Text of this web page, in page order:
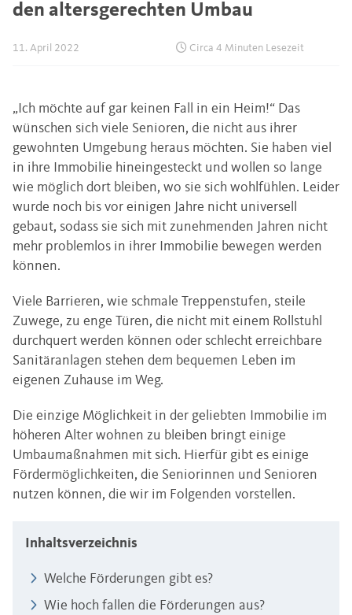
den altersgerechten Umbau
11. April 2022 Circa 4 Minuten Lesezeit
„Ich möchte auf gar keinen Fall in ein Heim!“ Das
wünschen sich viele Senioren, die nicht aus ihrer
gewohnten Umgebung heraus möchten. Sie haben viel
in ihre Immobilie hineingesteckt und wollen so lange
wie möglich dort bleiben, wo sie sich wohlfühlen. Leider
wurde noch bis vor einigen Jahre nicht universell
gebaut, sodass sie sich mit zunehmenden Jahren nicht
mehr problemlos in ihrer Immobilie bewegen werden
können.
Viele Barrieren, wie schmale Treppenstufen, steile
Zuwege, zu enge Türen, die nicht mit einem Rollstuhl
durchquert werden können oder schlecht erreichbare
Sanitäranlagen stehen dem bequemen Leben im
eigenen Zuhause im Weg.
Die einzige Möglichkeit in der geliebten Immobilie im
höheren Alter wohnen zu bleiben bringt einige
Umbaumaßnahmen mit sich. Hierfür gibt es einige
Fördermöglichkeiten, die Seniorinnen und Senioren
nutzen können, die wir im Folgenden vorstellen.
Inhaltsverzeichnis
Welche Förderungen gibt es?
Wie hoch fallen die Förderungen aus?